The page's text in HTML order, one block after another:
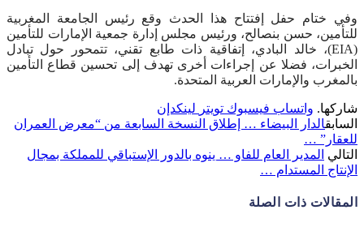
وفي ختام حفل إفتتاح هذا الحدث وقع رئيس الجامعة المغربية
للتأمين، حسن بنصالح، ورئيس مجلس إدارة جمعية الإمارات للتأمين
(EIA)، خالد البادي، إتفاقية ذات طابع تقني، تتمحور حول تبادل
الخبرات، فضلا عن إجراءات أخرى تهدف إلى تحسين قطاع التأمين
بالمغرب والإمارات العربية المتحدة.
شاركها. واتساب فيسبوك تويتر لينكدإن
السابقالدار البيضاء … إطلاق النسخة السابعة من “معرض العمران
للعقار” …
التالي المدير العام للفاو … ينوه بالدور الإستباقي للمملكة بمجال
الإنتاج المستدام …
المقالات ذات الصلة